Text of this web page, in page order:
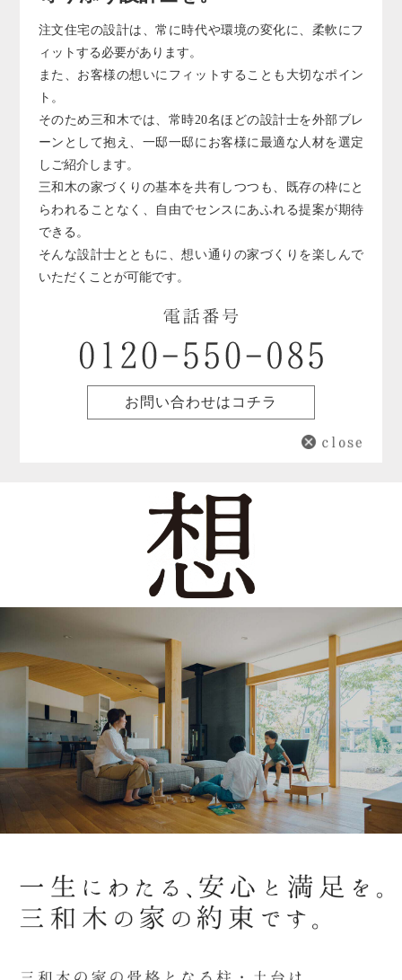
注文住宅の設計は、常に時代や環境の変化に、柔軟にフ
ィットする必要があります。
また、お客様の想いにフィットすることも大切なポイン
ト。
そのため三和木では、常時20名ほどの設計士を外部ブレ
ーンとして抱え、一邸一邸にお客様に最適な人材を選定
しご紹介します。
三和木の家づくりの基本を共有しつつも、既存の枠にと
らわれることなく、自由でセンスにあふれる提案が期待
できる。
そんな設計士とともに、想い通りの家づくりを楽しんで
いただくことが可能です。
お問い合わせはコチラ